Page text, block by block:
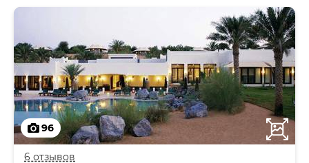
96
6 отзывов